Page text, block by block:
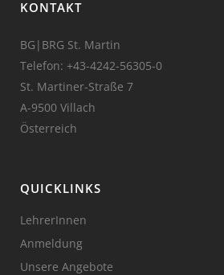
KONTAKT
BG|BRG St. Martin
Telefon: +43-4242-56305-0
St. Martiner-Straße 7
A-9500 Villach
Österreich
QUICKLINKS
LehrerInnen
Anmeldung
Unsere Angebote